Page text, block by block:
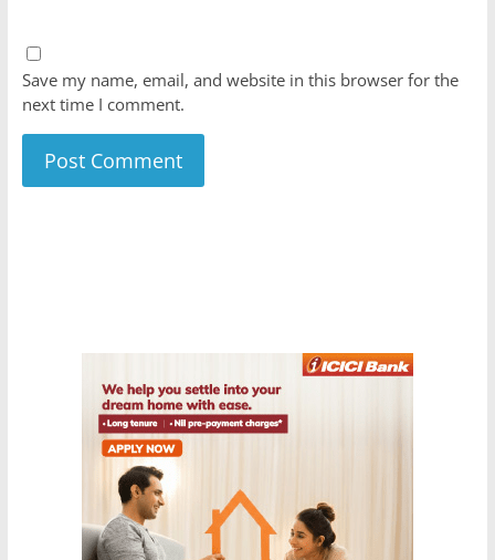
Save my name, email, and website in this browser for the
next time I comment.